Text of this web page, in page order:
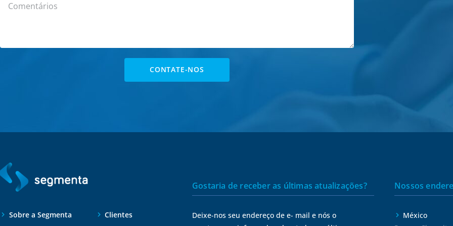
CONTATE-NOS
Sobre a Segmenta Clientes
Gostaria de receber as últimas atualizações?
Deixe-nos seu endereço de e- mail e nós o
Nossos
México